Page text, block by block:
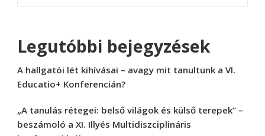
Legutóbbi bejegyzések
A hallgatói lét kihívásai – avagy mit tanultunk a VI.
Educatio+ Konferencián?
„A tanulás rétegei: belső világok és külső terepek” –
beszámoló a XI. Illyés Multidiszciplináris